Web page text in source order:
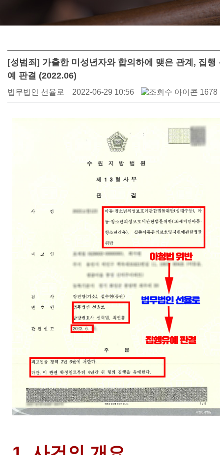
[성범죄] 가출한 미성년자와 합의하에 맺은 관계, 집행
예 판결 (2022.06)
법무법인 선율로 2022-06-29 10:56 1678